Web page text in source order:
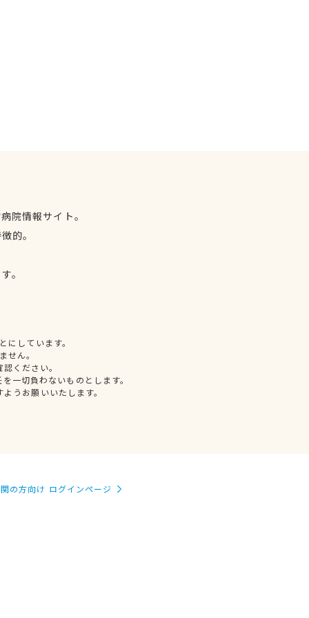
院情報サイト。
的。
。
しています。
せん。
ください。
一切負わないものとします。
うお願いいたします。
の方向け ログインページ